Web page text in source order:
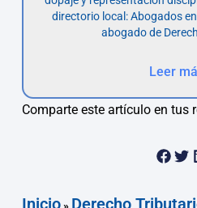
directorio local: Abogados
abogado de
Leer
Comparte este artículo en tus